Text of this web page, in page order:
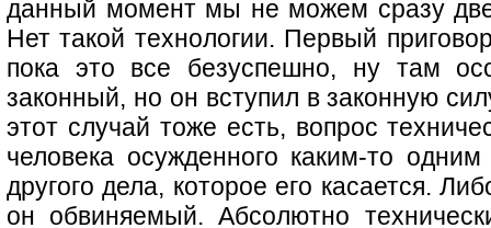
данный момент мы не можем сразу
Нет такой технологии. Первый
пока это все безуспешно, ну там
законный, но он вступил в законную
этот случай тоже есть, вопрос
человека осужденного каким-то
другого дела, которое его касается.
он обвиняемый. Абсолютно